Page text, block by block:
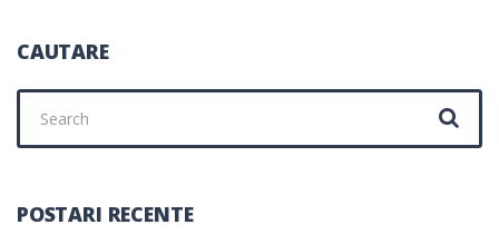
CAUTARE
for:
POSTARI RECENTE